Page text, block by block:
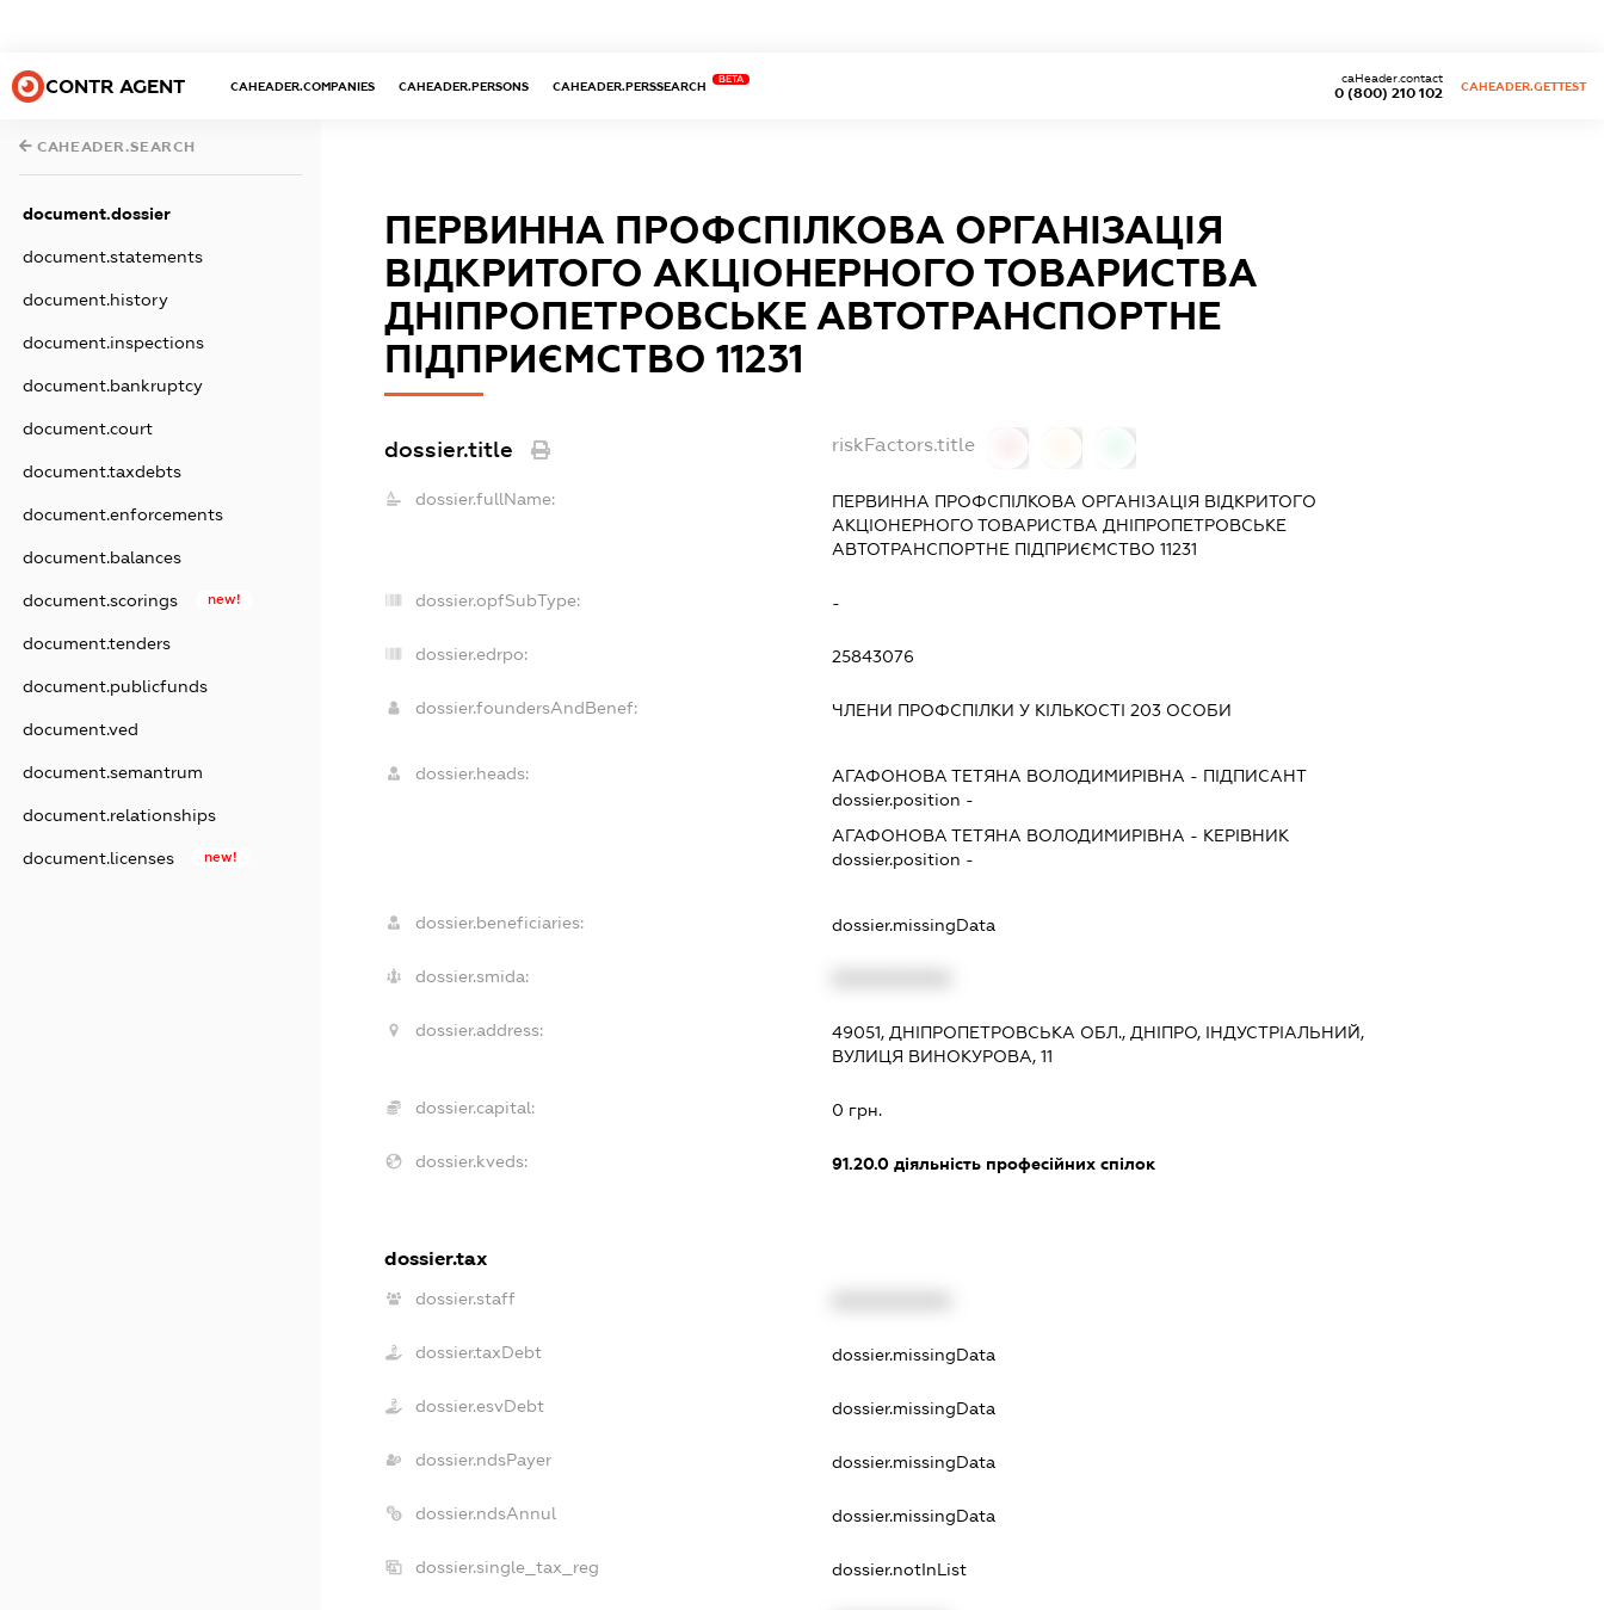
CONTR AGENT CAHEADER.COMPANIES CAHEADER.PERSONS CAHEADER.PERSSEARCH
BETA
0 (800) 210 102
caHeader.contact
CAHEADER.GETTEST
CAHEADER.SEARCH
document.dossier
document.statements
document.history
document.inspections
document.bankruptcy
document.court
document.taxdebts
document.enforcements
document.balances
document.scorings new!
document.tenders
document.publicfunds
document.ved
document.semantrum
document.relationships
document.licenses new!
ПЕРВИННА ПРОФСПІЛКОВА ОРГАНІЗАЦІЯ
ВІДКРИТОГО АКЦІОНЕРНОГО ТОВАРИСТВА
ДНІПРОПЕТРОВСЬКЕ АВТОТРАНСПОРТНЕ
ПІДПРИЄМСТВО 11231
dossier.title riskFactors.title
dossier.fullName:
ПЕРВИННА ПРОФСПІЛКОВА ОРГАНІЗАЦІЯ ВІДКРИТОГО
АКЦІОНЕРНОГО ТОВАРИСТВА ДНІПРОПЕТРОВСЬКЕ
АВТОТРАНСПОРТНЕ ПІДПРИЄМСТВО 11231
dossier.opfSubType: -
dossier.edrpo: 25843076
dossier.foundersAndBenef: ЧЛЕНИ ПРОФСПІЛКИ У КІЛЬКОСТІ 203 ОСОБИ
dossier.heads: АГАФОНОВА ТЕТЯНА ВОЛОДИМИРІВНА - ПІДПИСАНТ
dossier.position -
АГАФОНОВА ТЕТЯНА ВОЛОДИМИРІВНА - КЕРІВНИК
dossier.position -
dossier.beneficiaries: dossier.missingData
dossier.smida:
dossier.address:
49051, ДНІПРОПЕТРОВСЬКА ОБЛ., ДНІПРО, ІНДУСТРІАЛЬНИЙ,
ВУЛИЦЯ ВИНОКУРОВА, 11
dossier.capital: 0 грн.
dossier.kveds: 91.20.0 діяльність професійних спілок
dossier.tax
dossier.staff
dossier.taxDebt dossier.missingData
dossier.esvDebt dossier.missingData
dossier.ndsPayer dossier.missingData
dossier.ndsAnnul dossier.missingData
dossier.single_tax_reg dossier.notInList